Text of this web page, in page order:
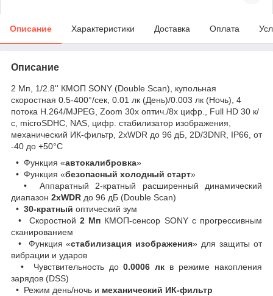
Описание Характеристики Доставка Оплата
Описание
2 Мп, 1/2.8'' КМОП SONY (Double Scan), купольная
скоростная 0.5-400°/сек, 0.01 лк (День)/0.003 лк (Ночь), 4
потока Н.264/MJPEG, Zoom 30х оптич./8х цифр., Full HD 30 к/
с, microSDHC, NAS, цифр. стабилизатор изображения,
механический ИК-фильтр, 2хWDR до 96 дБ, 2D/3DNR, IP66, от
-40 до +50°C
• Функция «автокалибровка»
• Функция «безопасный холодный старт»
• Аппаратный 2-кратный расширенный динамический
диапазон 2xWDR до 96 дБ (Double Scan)
• 30-кратный оптический зум
• Скоростной 2 Мп КМОП-сенсор SONY с прогрессивным
сканированием
• Функция «стабилизация изображения» для защиты от
вибрации и ударов
• Чувствительность до0.0006 лк в режиме накопления
зарядов (DSS)
• Режим день/ночь и механический ИК-фильтр